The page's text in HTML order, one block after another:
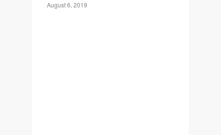
August 6, 2019